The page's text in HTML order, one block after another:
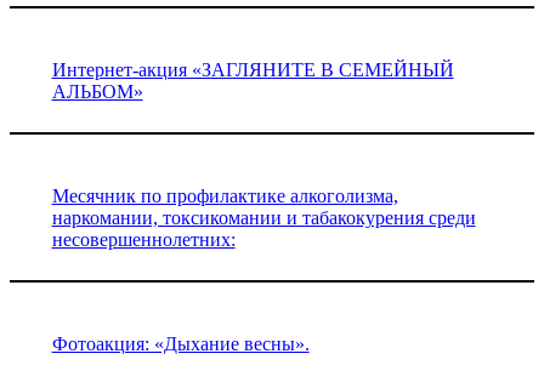
Интернет-акция «ЗАГЛЯНИТЕ В СЕМЕЙНЫЙ
АЛЬБОМ»
Месячник по профилактике алкоголизма,
наркомании, токсикомании и табакокурения среди
несовершеннолетних:
Фотоакция: «Дыхание весны».